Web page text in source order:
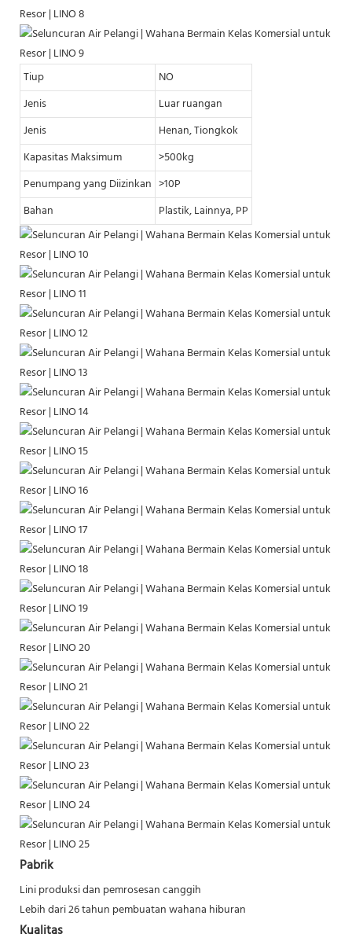
Tiup
NO
Jenis
Luar ruangan
Jenis
Henan, Tiongkok
Kapasitas Maksimum
>500kg
Penumpang yang Diizinkan >10P
Bahan
Plastik, Lainnya, PP
Pabrik
Lini produksi dan pemrosesan canggih
Lebih dari 26 tahun pembuatan wahana hiburan
Kualitas